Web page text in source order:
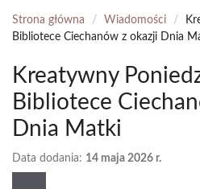
Strona główna / Wiadomości /
Bibliotece Ciechanów z okazji Dnia
Kreatywny
Bibliotece
Dnia Matki
Data dodania: 14 maja 2026 r.